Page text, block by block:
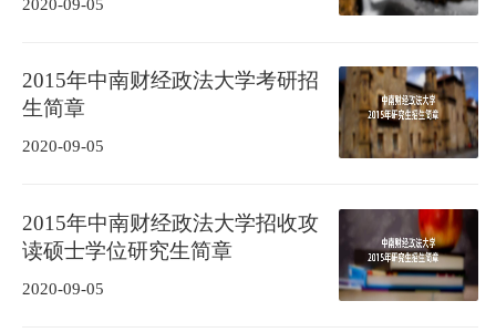
2015年中南财经政法大学考研招
生简章
2020-09-05
2015年中南财经政法大学招收攻
读硕士学位研究生简章
2020-09-05